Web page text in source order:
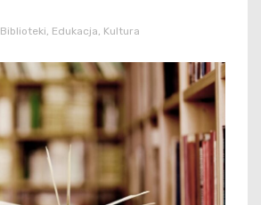
Biblioteki, Edukacja, Kultura